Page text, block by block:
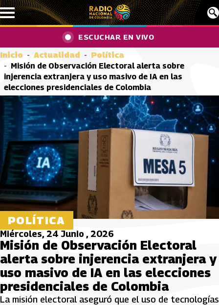
Pasar al contenido principal
ESCUCHAR EN VIVO
Inicio Actualidad
Política
Misión de Observación Electoral alerta sobre
injerencia extranjera y uso masivo de IA en las
elecciones presidenciales de Colombia
POLÍTICA
Miércoles, 24 Junio , 2026
Misión de Observación Electoral
alerta sobre injerencia extranjera y
uso masivo de IA en las elecciones
presidenciales de Colombia
La misión electoral aseguró que el uso de tecnologías